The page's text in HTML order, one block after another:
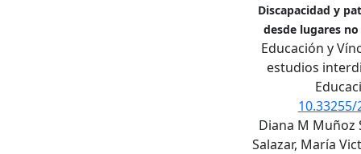
Discapacidad y
desde lugares
Educación y
estudios
Diana M Muñoz
Salazar, María